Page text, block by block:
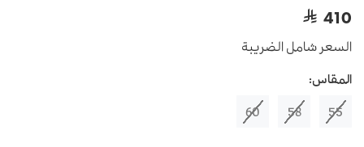
410
السعر شامل الضريبة
المقاس:
55
58
60